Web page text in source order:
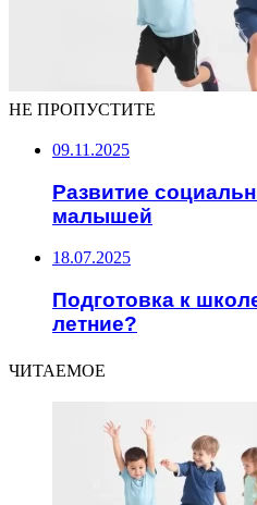
НЕ ПРОПУСТИТЕ
09.11.2025
Развитие
малышей
18.07.2025
Подготовка к
летние?
ЧИТАЕМОЕ